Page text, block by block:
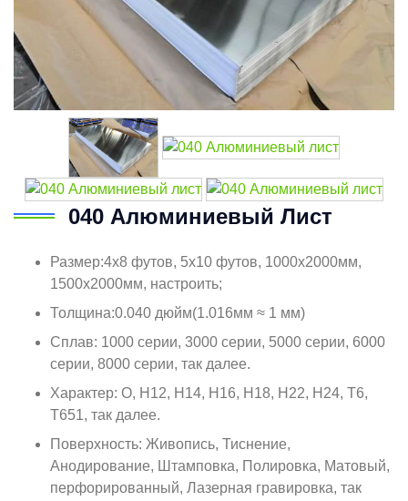
040 Алюминиевый Лист
Размер:4x8 футов, 5x10 футов, 1000x2000мм,
1500x2000мм, настроить;
Толщина:0.040 дюйм(1.016мм ≈ 1 мм)
Сплав: 1000 серии, 3000 серии, 5000 серии, 6000
серии, 8000 серии, так далее.
Характер: О, Н12, Н14, Н16, Н18, Н22, Н24, Т6,
Т651, так далее.
Поверхность: Живопись, Тиснение,
Анодирование, Штамповка, Полировка, Матовый,
перфорированный, Лазерная гравировка, так